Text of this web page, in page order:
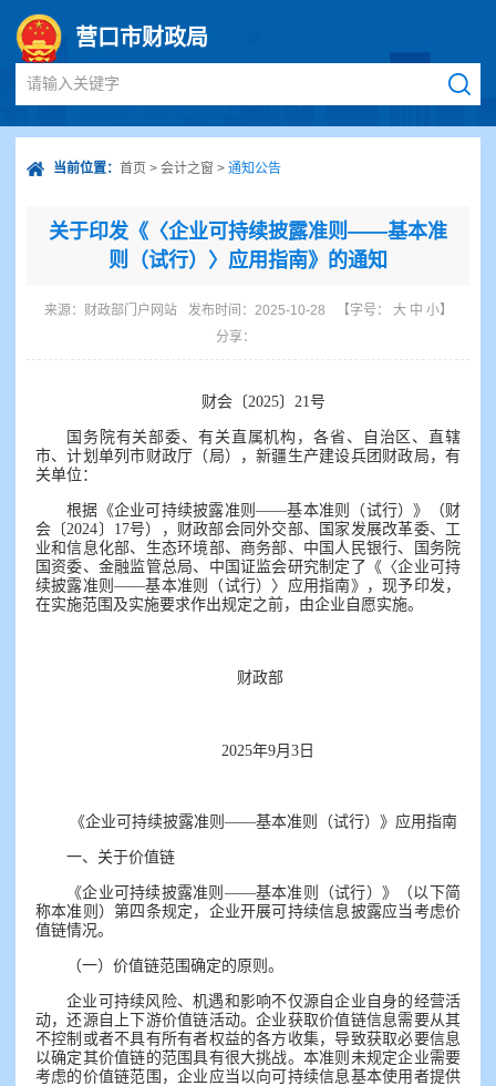
营口市财政局
请输入关键字
当前位置： 首页 > 会计之窗 > 通知公告
关于印发《〈企业可持续披露准则——基本准
则（试行）〉应用指南》的通知
来源： 财政部门户网站 发布时间：2025-10-28 【字号： 大 中 小】
分享：
财会〔2025〕21号
国务院有关部委、有关直属机构，各省、自治区、直辖
市、计划单列市财政厅（局），新疆生产建设兵团财政局，有
关单位：
根据《企业可持续披露准则——基本准则（试行）》（财
会〔2024〕17号），财政部会同外交部、国家发展改革委、工
业和信息化部、生态环境部、商务部、中国人民银行、国务院
国资委、金融监管总局、中国证监会研究制定了《〈企业可持
续披露准则——基本准则（试行）〉应用指南》，现予印发，
在实施范围及实施要求作出规定之前，由企业自愿实施。
财政部
2025年9月3日
《企业可持续披露准则——基本准则（试行）》应用指南
一、关于价值链
《企业可持续披露准则——基本准则（试行）》（以下简
称本准则）第四条规定，企业开展可持续信息披露应当考虑价
值链情况。
（一）价值链范围确定的原则。
企业可持续风险、机遇和影响不仅源自企业自身的经营活
动，还源自上下游价值链活动。企业获取价值链信息需要从其
不控制或者不具有所有者权益的各方收集，导致获取必要信息
以确定其价值链的范围具有很大挑战。本准则未规定企业需要
考虑的价值链范围，企业应当以向可持续信息基本使用者提供